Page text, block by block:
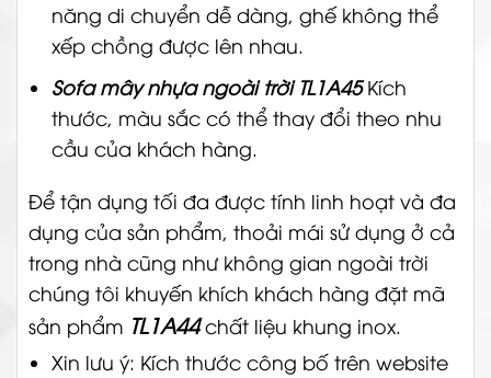
năng di chuyển dễ dàng, ghế không thể
xếp chồng được lên nhau.
Sofa mây nhựa ngoài trời TL1A45Kích
thước, màu sắc có thể thay đổi theo nhu
cầu của khách hàng.
Để tận dụng tối đa được tính linh hoạt và đa
dụng của sản phẩm, thoải mái sử dụng ở cả
trong nhà cũng như không gian ngoài trời
chúng tôi khuyến khích khách hàng đặt mã
sản phẩm TL1A44chất liệu khung inox.
Xin lưu ý: Kích thước công bố trên website